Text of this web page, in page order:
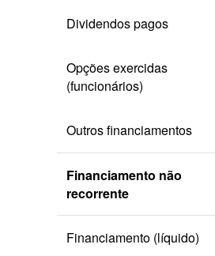
Dividendos pagos
Opções exercidas
(funcionários)
Outros financiamentos
Financiamento não
recorrente
Financiamento (líquido)